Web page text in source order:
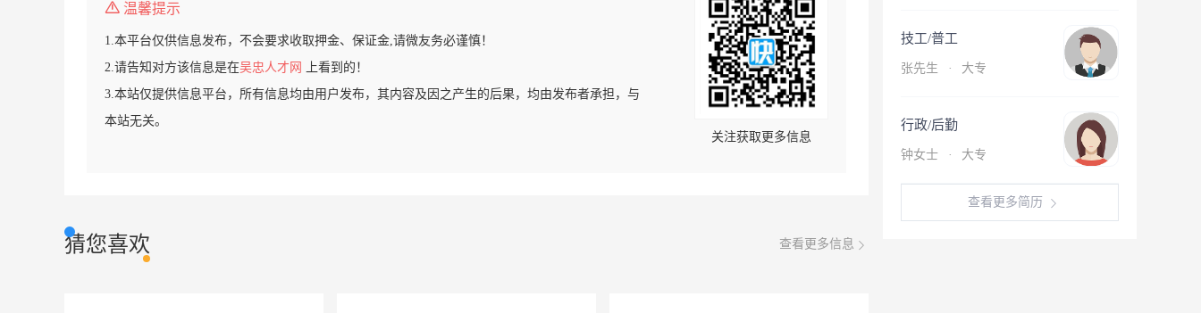
温馨提示
1.本平台仅供信息发布，不会要求收取押金、保证金,请微友务必谨慎！
2.请告知对方该信息是在吴忠人才网
上看到的！
3.本站仅提供信息平台，所有信息均由用户发布，其内容及因之产生的后果，均由发布者承担，与
本站无关。
关注获取更多信息
猜您喜欢 查看更多信息
技工/普工
张先生 · 大专
行政/后勤
钟女士 · 大专
查看更多简历